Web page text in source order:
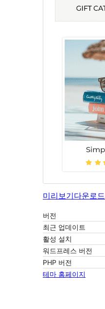
미리보기다운로드
버전
최근 업데이트
활성 설치
워드프레스 버전
PHP 버전
테마 홈페이지